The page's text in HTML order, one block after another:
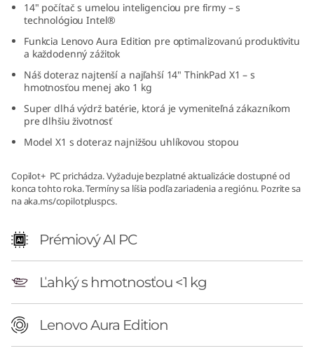
14" počítač s umelou inteligenciou pre firmy – s
technológiou Intel®
Funkcia Lenovo Aura Edition pre optimalizovanú produktivitu
a každodenný zážitok
Náš doteraz najtenší a najľahší 14" ThinkPad X1 – s
hmotnosťou menej ako 1 kg
Super dlhá výdrž batérie, ktorá je vymeniteľná zákazníkom
pre dlhšiu životnosť
Model X1 s doteraz najnižšou uhlíkovou stopou
Copilot+ PC prichádza. Vyžaduje bezplatné aktualizácie dostupné od
konca tohto roka. Termíny sa líšia podľa zariadenia a regiónu. Pozrite sa
na aka.ms/copilotpluspcs.
Prémiový AI PC
Ľahký s hmotnosťou <1 kg
Lenovo Aura Edition